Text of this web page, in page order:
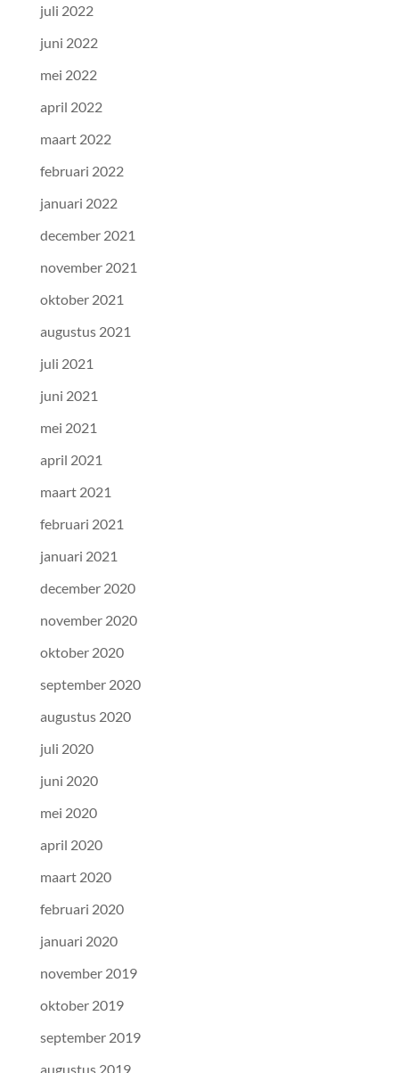
juli 2022
juni 2022
mei 2022
april 2022
maart 2022
februari 2022
januari 2022
december 2021
november 2021
oktober 2021
augustus 2021
juli 2021
juni 2021
mei 2021
april 2021
maart 2021
februari 2021
januari 2021
december 2020
november 2020
oktober 2020
september 2020
augustus 2020
juli 2020
juni 2020
mei 2020
april 2020
maart 2020
februari 2020
januari 2020
november 2019
oktober 2019
september 2019
augustus 2019